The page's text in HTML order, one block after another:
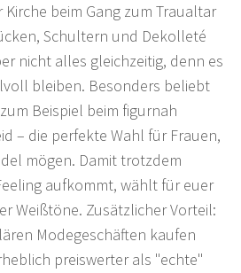
beim Gang zum Traualtar
Schultern und Dekolleté
nicht alles gleichzeitig, denn es
bleiben. Besonders beliebt
Beispiel beim figurnah
– die perfekte Wahl für Frauen,
mögen. Damit trotzdem
aufkommt, wählt für euer
Weißtöne. Zusätzlicher Vorteil:
Modegeschäften kaufen
preiswerter als "echte"